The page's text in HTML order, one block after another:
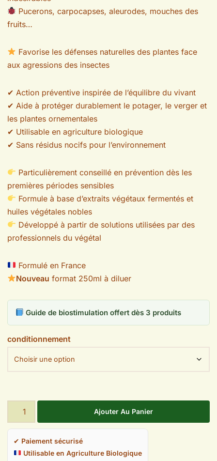
Pucerons, carpocapses, aleurodes, mouches des
fruits…
Favorise les défenses naturelles des plantes face
aux agressions des insectes
✔ Action préventive inspirée de l’équilibre du vivant
✔ Aide à protéger durablement le potager, le verger et
les plantes ornementales
✔ Utilisable en agriculture biologique
✔ Sans résidus nocifs pour l’environnement
Particulièrement conseillé en prévention dès les
premières périodes sensibles
Formule à base d’extraits végétaux fermentés et
huiles végétales nobles
Développé à partir de solutions utilisées par des
professionnels du végétal
Formulé en France
Nouveau format 250ml à diluer
Guide de biostimulation offert dès 3 produits
conditionnement
Ajouter Au Panier
✔ Paiement sécurisé
Utilisable en Agriculture Biologique